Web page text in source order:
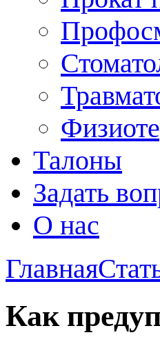
Талоны
Задать
О нас
Главная
Как